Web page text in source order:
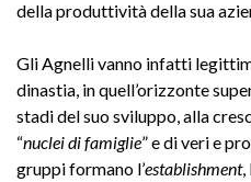
della produttività della sua
Gli Agnelli vanno infatti
dinastia, in quell’orizzonte
stadi del suo sviluppo, alla
“nuclei di famiglie” e di veri e
gruppi formano l’establishment,